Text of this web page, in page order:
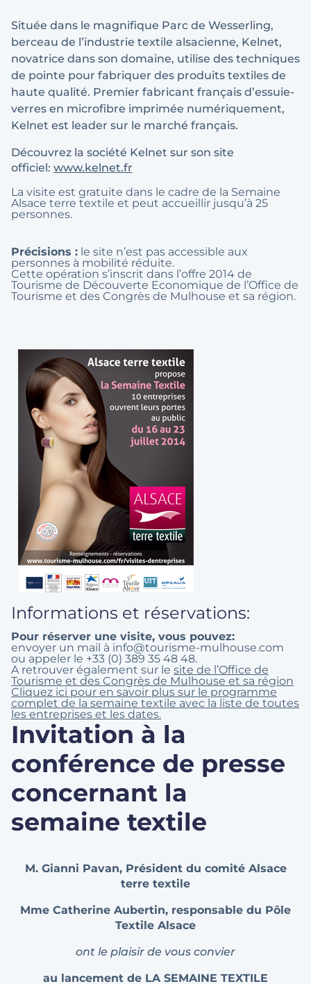
Située dans le magnifique Parc de Wesserling,
berceau de l’industrie textile alsacienne, Kelnet,
novatrice dans son domaine, utilise des techniques
de pointe pour fabriquer des produits textiles de
haute qualité. Premier fabricant français d’essuie-
verres en microfibre imprimée numériquement,
Kelnet est leader sur le marché français.
Découvrez la société Kelnet sur son site
officiel: www.kelnet.fr
La visite est gratuite dans le cadre de la Semaine
Alsace terre textile et peut accueillir jusqu’à 25
personnes.
Précisions : le site n’est pas accessible aux
personnes à mobilité réduite.
Cette opération s’inscrit dans l’offre 2014 de
Tourisme de Découverte Economique de l’Office de
Tourisme et des Congrès de Mulhouse et sa région.
Informations et réservations:
Pour réserver une visite, vous pouvez:
envoyer un mail à info@tourisme-mulhouse.com
ou appeler le +33 (0) 389 35 48 48.
A retrouver également sur le site de l’Office de
Tourisme et des Congrès de Mulhouse et sa région
Cliquez ici pour en savoir plus sur le programme
complet de la semaine textile avec la liste de toutes
les entreprises et les dates.
Invitation à la
conférence de presse
concernant la
semaine textile
M. Gianni Pavan, Président du comité Alsace
terre textile
Mme Catherine Aubertin, responsable du Pôle
Textile Alsace
ont le plaisir de vous convier
au lancement de LA SEMAINE TEXTILE